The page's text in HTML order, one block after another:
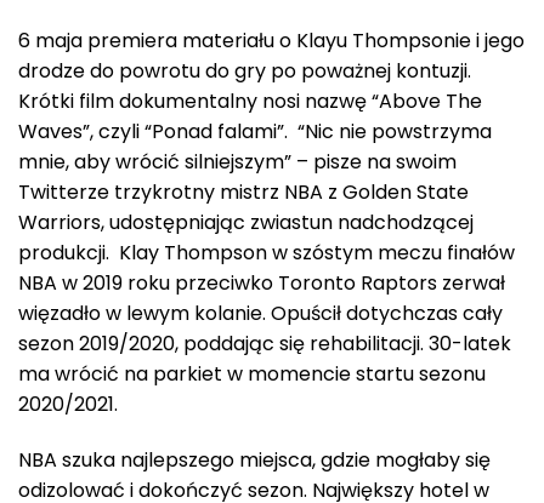
6 maja premiera materiału o Klayu Thompsonie i jego
drodze do powrotu do gry po poważnej kontuzji.
Krótki film dokumentalny nosi nazwę “Above The
Waves”, czyli “Ponad falami”. “Nic nie powstrzyma
mnie, aby wrócić silniejszym” – pisze na swoim
Twitterze trzykrotny mistrz NBA z Golden State
Warriors, udostępniając zwiastun nadchodzącej
produkcji. Klay Thompson w szóstym meczu finałów
NBA w 2019 roku przeciwko Toronto Raptors zerwał
więzadło w lewym kolanie. Opuścił dotychczas cały
sezon 2019/2020, poddając się rehabilitacji. 30-latek
ma wrócić na parkiet w momencie startu sezonu
2020/2021.
NBA szuka najlepszego miejsca, gdzie mogłaby się
odizolować i dokończyć sezon. Największy hotel w